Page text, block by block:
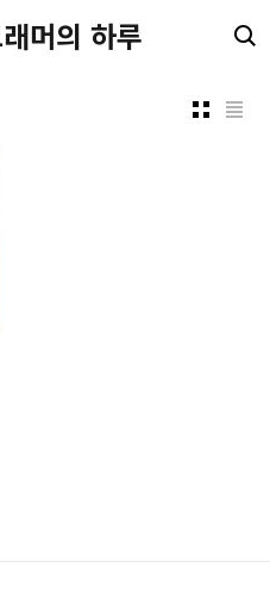
머의 하루